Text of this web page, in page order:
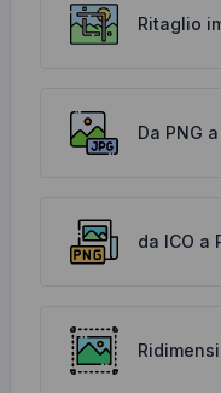
Ritaglio
Da PNG
da ICO a